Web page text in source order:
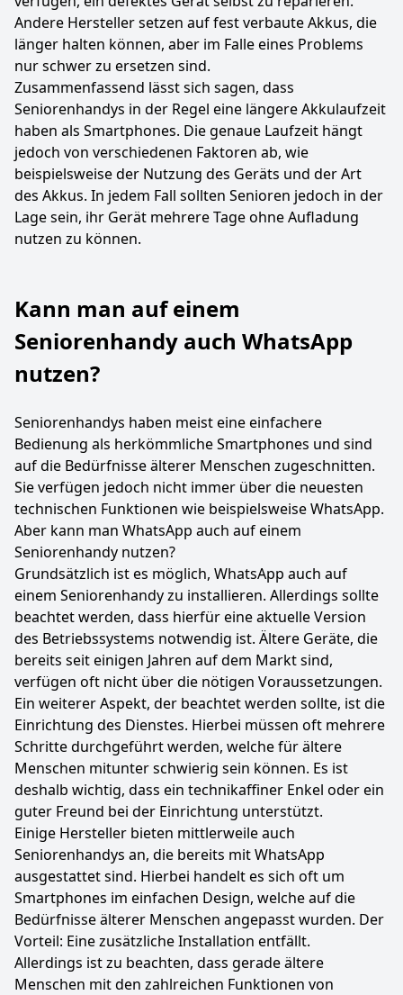
Andere Hersteller setzen auf fest verbaute Akkus, die
länger halten können, aber im Falle eines Problems
nur schwer zu ersetzen sind.
Zusammenfassend lässt sich sagen, dass
Seniorenhandys in der Regel eine längere Akkulaufzeit
haben als Smartphones. Die genaue Laufzeit hängt
jedoch von verschiedenen Faktoren ab, wie
beispielsweise der Nutzung des Geräts und der Art
des Akkus. In jedem Fall sollten Senioren jedoch in der
Lage sein, ihr Gerät mehrere Tage ohne Aufladung
nutzen zu können.
Kann man auf einem
Seniorenhandy auch WhatsApp
nutzen?
Seniorenhandys haben meist eine einfachere
Bedienung als herkömmliche Smartphones und sind
auf die Bedürfnisse älterer Menschen zugeschnitten.
Sie verfügen jedoch nicht immer über die neuesten
technischen Funktionen wie beispielsweise WhatsApp.
Aber kann man WhatsApp auch auf einem
Seniorenhandy nutzen?
Grundsätzlich ist es möglich, WhatsApp auch auf
einem Seniorenhandy zu installieren. Allerdings sollte
beachtet werden, dass hierfür eine aktuelle Version
des Betriebssystems notwendig ist. Ältere Geräte, die
bereits seit einigen Jahren auf dem Markt sind,
verfügen oft nicht über die nötigen Voraussetzungen.
Ein weiterer Aspekt, der beachtet werden sollte, ist die
Einrichtung des Dienstes. Hierbei müssen oft mehrere
Schritte durchgeführt werden, welche für ältere
Menschen mitunter schwierig sein können. Es ist
deshalb wichtig, dass ein technikaffiner Enkel oder ein
guter Freund bei der Einrichtung unterstützt.
Einige Hersteller bieten mittlerweile auch
Seniorenhandys an, die bereits mit WhatsApp
ausgestattet sind. Hierbei handelt es sich oft um
Smartphones im einfachen Design, welche auf die
Bedürfnisse älterer Menschen angepasst wurden. Der
Vorteil: Eine zusätzliche Installation entfällt.
Allerdings ist zu beachten, dass gerade ältere
Menschen mit den zahlreichen Funktionen von